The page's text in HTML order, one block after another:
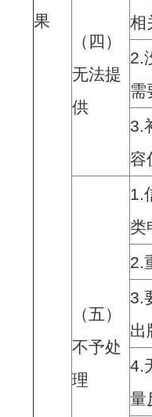
果
（四）
无法提
供
相
2.
需
3.
容
（五）
不予处
理
1.
类
2.
3.
出
4.
量